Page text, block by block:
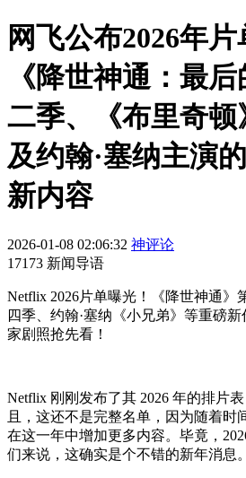
网飞公布2026年
《降世神通：最
二季、《布里奇
及约翰·塞纳主演
新内容
2026-01-08 02:06:32 神评论
17173 新闻导语
Netflix 2026片单曝光！《降世神通》
四季、约翰·塞纳《小兄弟》等重磅
家剧照抢先看！
Netflix 刚刚发布了其 2026 年的排片
且，这还不是完整名单，因为随着时
在这一年中增加更多内容。毕竟，
们来说，这确实是个不错的新年消息。